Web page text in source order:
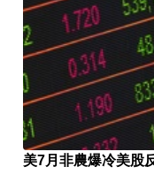
美7月非農爆冷美股